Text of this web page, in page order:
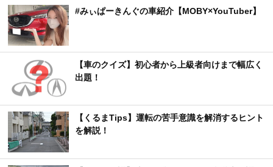
#みぃぱーきんぐの車紹介【MOBY×YouTuber】
【車のクイズ】初心者から上級者向けまで幅広く
出題！
【くるまTips】運転の苦手意識を解消するヒント
を解説！